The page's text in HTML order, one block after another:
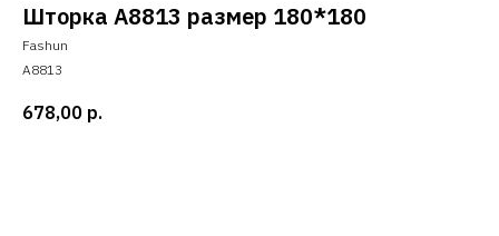
Шторка A8813 размер 180*180
Fashun
A8813
678,00 р.